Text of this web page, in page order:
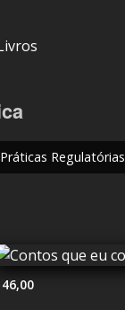
Regulatórias
46,00